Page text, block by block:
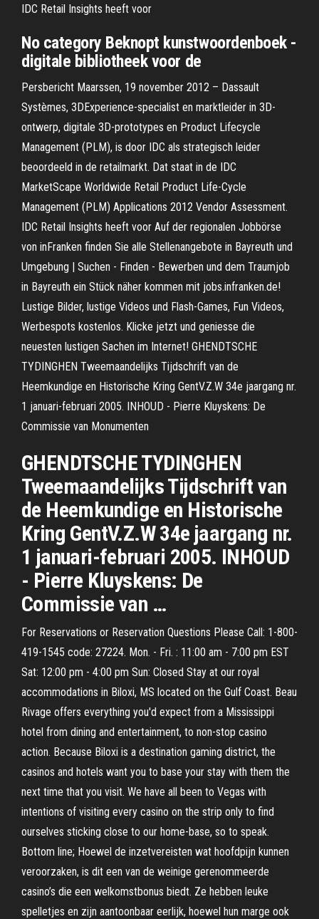
IDC Retail Insights heeft voor
No category Beknopt kunstwoordenboek -
digitale bibliotheek voor de
Persbericht Maarssen, 19 november 2012 – Dassault
Systèmes, 3DExperience-specialist en marktleider in 3D-
ontwerp, digitale 3D-prototypes en Product Lifecycle
Management (PLM), is door IDC als strategisch leider
beoordeeld in de retailmarkt. Dat staat in de IDC
MarketScape Worldwide Retail Product Life-Cycle
Management (PLM) Applications 2012 Vendor Assessment.
IDC Retail Insights heeft voor Auf der regionalen Jobbörse
von inFranken finden Sie alle Stellenangebote in Bayreuth und
Umgebung | Suchen - Finden - Bewerben und dem Traumjob
in Bayreuth ein Stück näher kommen mit jobs.infranken.de!
Lustige Bilder, lustige Videos und Flash-Games, Fun Videos,
Werbespots kostenlos. Klicke jetzt und geniesse die
neuesten lustigen Sachen im Internet! GHENDTSCHE
TYDINGHEN Tweemaandelijks Tijdschrift van de
Heemkundige en Historische Kring GentV.Z.W 34e jaargang nr.
1 januari-februari 2005. INHOUD - Pierre Kluyskens: De
Commissie van Monumenten
GHENDTSCHE TYDINGHEN
Tweemaandelijks Tijdschrift van
de Heemkundige en Historische
Kring GentV.Z.W 34e jaargang nr.
1 januari-februari 2005. INHOUD
- Pierre Kluyskens: De
Commissie van …
For Reservations or Reservation Questions Please Call: 1-800-
419-1545 code: 27224. Mon. - Fri. : 11:00 am - 7:00 pm EST
Sat: 12:00 pm - 4:00 pm Sun: Closed Stay at our royal
accommodations in Biloxi, MS located on the Gulf Coast. Beau
Rivage offers everything you'd expect from a Mississippi
hotel from dining and entertainment, to non-stop casino
action. Because Biloxi is a destination gaming district, the
casinos and hotels want you to base your stay with them the
next time that you visit. We have all been to Vegas with
intentions of visiting every casino on the strip only to find
ourselves sticking close to our home-base, so to speak.
Bottom line; Hoewel de inzetvereisten wat hoofdpijn kunnen
veroorzaken, is dit een van de weinige gerenommeerde
casino’s die een welkomstbonus biedt. Ze hebben leuke
spelletjes en zijn aantoonbaar eerlijk, hoewel hun marge ook